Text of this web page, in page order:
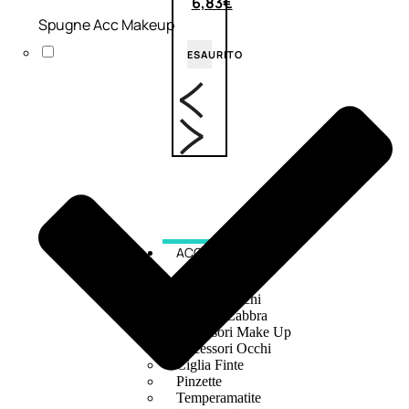
ESAURITO
ACCESSORI
Pennelli Occhi
Pennelli Labbra
Accessori Make Up
Accessori Occhi
Ciglia Finte
Pinzette
Temperamatite
Spugne Acc Makeup